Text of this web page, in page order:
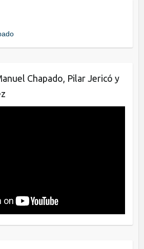
Chapado, Pilar Jericó y